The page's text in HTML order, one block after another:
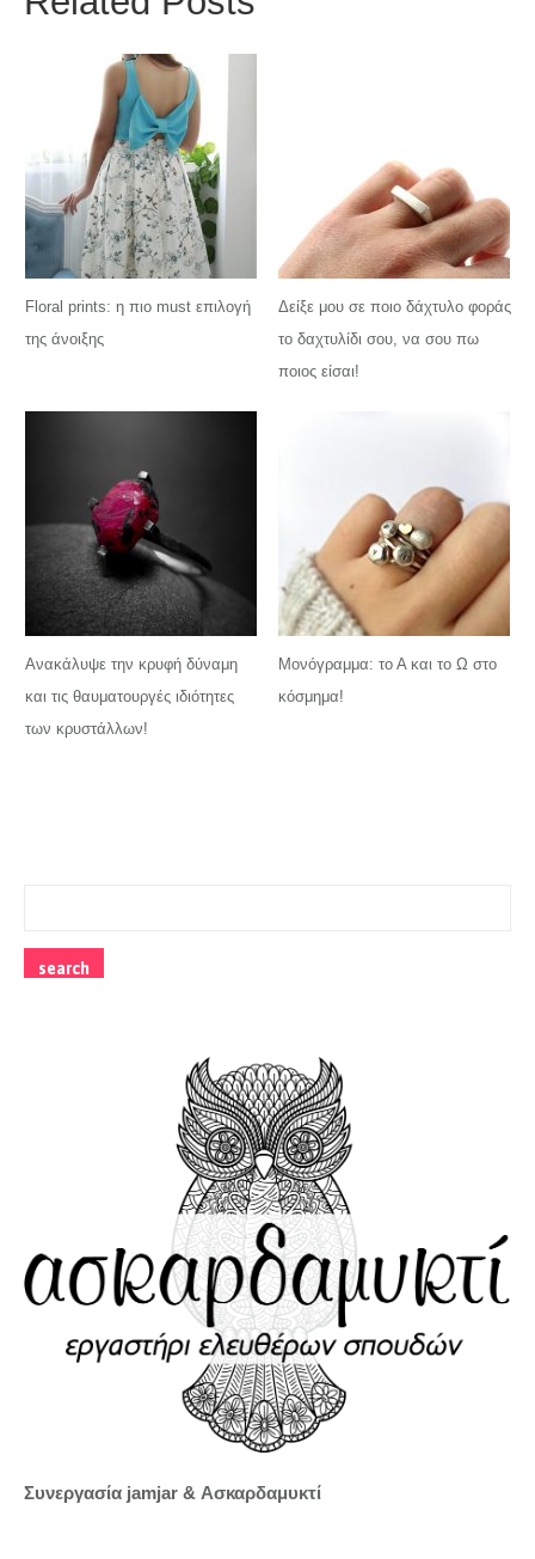
Floral prints: η πιο must επιλογή
της άνοιξης
Δείξε μου σε ποιο δάχτυλο φοράς
το δαχτυλίδι σου, να σου πω
ποιος είσαι!
Ανακάλυψε την κρυφή δύναμη
και τις θαυματουργές ιδιότητες
των κρυστάλλων!
Μονόγραμμα: το Α και το Ω στο
κόσμημα!
Συνεργασία jamjar & Ασκαρδαμυκτί